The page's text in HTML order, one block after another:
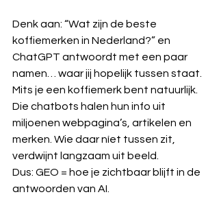
Denk aan: “Wat zijn de beste
koffiemerken in Nederland?” en
ChatGPT antwoordt met een paar
namen… waar jij hopelijk tussen staat.
Mits je een koffiemerk bent natuurlijk.
Die chatbots halen hun info uit
miljoenen webpagina’s, artikelen en
merken. Wie daar níet tussen zit,
verdwijnt langzaam uit beeld.
Dus: GEO = hoe je zichtbaar blijft in de
antwoorden van AI.